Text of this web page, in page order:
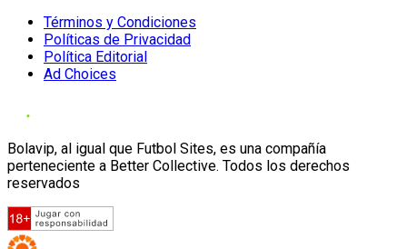
Términos y Condiciones
Políticas de Privacidad
Política Editorial
Ad Choices
Bolavip, al igual que Futbol Sites, es una compañía
perteneciente a Better Collective. Todos los derechos
reservados